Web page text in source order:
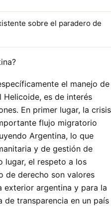
sobre el paradero de
el manejo de
es de interés
En primer lugar, la crisis
flujo migratorio
Argentina, lo que
y de gestión de
lugar, el respeto a los
de derecho son valores
exterior argentina y para la
de transparencia en un país